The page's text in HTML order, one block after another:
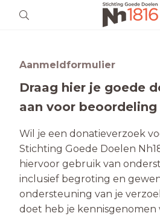
Aanmeldformulier
Draag hier je goede
aan voor beoordeling
Wil je een donatieverzoek
Stichting Goede Doelen
hiervoor gebruik van
inclusief begroting en
ondersteuning van je
doet heb je kennisgenomen